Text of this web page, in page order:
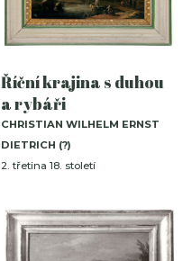
Říční krajina s duhou
a rybáři
CHRISTIAN WILHELM ERNST
DIETRICH (?)
2. třetina 18. století